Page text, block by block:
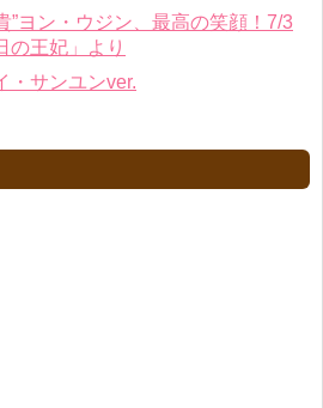
”ヨン・ウジン、最高の笑顔！7/3
の王妃」より
・サンユンver.